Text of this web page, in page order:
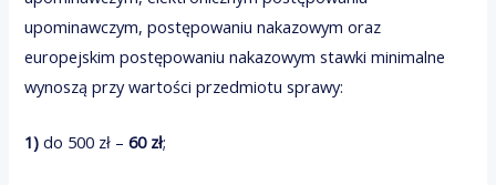
upominawczym, postępowaniu nakazowym oraz
europejskim postępowaniu nakazowym stawki minimalne
wynoszą przy wartości przedmiotu sprawy:
1) do 500 zł –60 zł;